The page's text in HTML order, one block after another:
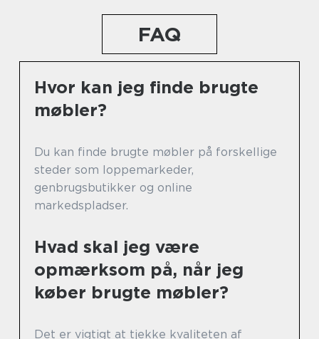
FAQ
Hvor kan jeg finde brugte
møbler?
Du kan finde brugte møbler på forskellige
steder som loppemarkeder,
genbrugsbutikker og online
markedspladser.
Hvad skal jeg være
opmærksom på, når jeg
køber brugte møbler?
Det er vigtigt at tjekke kvaliteten af